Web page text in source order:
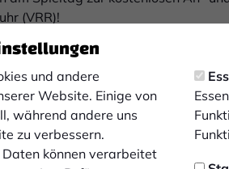
und andere
Website. Einige von
während andere uns
zu verbessern.
Daten können verarbeitet
(VRR)!
des Wuppertaler SV erworben
. Die Ticketpreise:
€ (Vollzahler), 8 € (ermäßigt), 5 €
€ (Kind)Allgemeine Hinweise zu
an der Tageskasse eine
Azubis/Studenten (bis 25),